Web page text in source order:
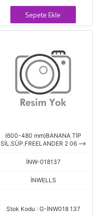
Sepete Ekle
(600-480 mm)BANANA TİP
SİL.SÜP.FREELANDER 2 06 -->
İNW-018137
İNWELLS
Stok Kodu : G-İNW018 137